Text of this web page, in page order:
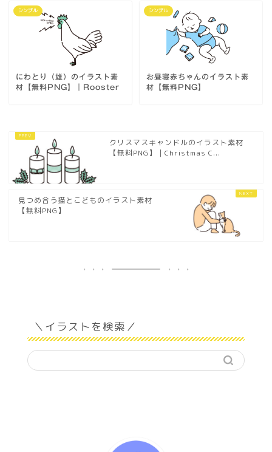
シンプル
にわとり（雄）のイラスト素
材【無料PNG】｜Rooster
シンプル
お昼寝赤ちゃんのイラスト素
材【無料PNG】
クリスマスキャンドルのイラスト素材
【無料PNG】｜Christmas C...
見つめ合う猫とこどものイラスト素材
【無料PNG】
＼イラストを検索／